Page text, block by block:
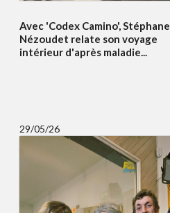
Avec 'Codex Camino', Stéphane
Nézoudet relate son voyage
intérieur d'après maladie...
29/05/26